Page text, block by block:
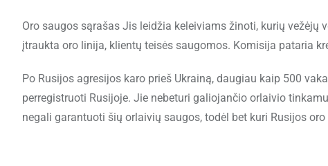
Oro saugos sąrašas Jis leidžia keleiviams žinoti, kurių
įtraukta oro linija, klientų teisės saugomos. Komisija pataria
Po Rusijos agresijos karo prieš Ukrainą, daugiau kaip 500
perregistruoti Rusijoje. Jie nebeturi galiojančio orlaivio
negali garantuoti šių orlaivių saugos, todėl bet kuri Rusijos